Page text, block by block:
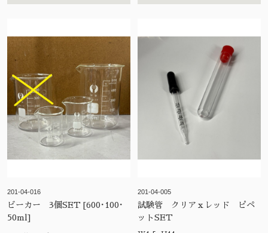
201-04-016
ビーカー 3個SET [600･100･
50ml]
201-04-005
試験管 クリアｘレッド ピペ
ットSET